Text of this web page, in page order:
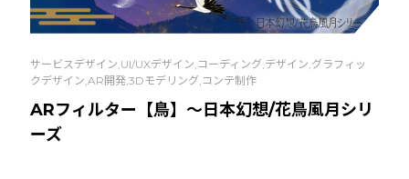
サービスデザイン,UI/UXデザイン,コーディング,デザイン,グラフィッ
クデザイン,AR開発,3Dモデリング,コンテ制作
ARフィルター【鳥】～日本幻想/花鳥風月シリ
ーズ